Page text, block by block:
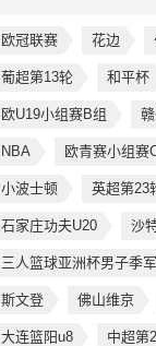
欧冠联赛 花边
葡超第13轮 和平杯
欧U19小组赛B组
NBA 欧青赛小组赛
小波士顿 英超第23
石家庄功夫U20 沙
三人篮球亚洲杯男子季
斯文登 佛山维京
大连篮阳u8 中超第